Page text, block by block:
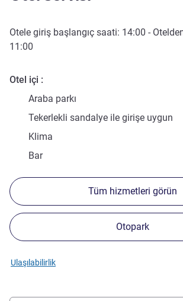
Otele giriş başlangıç saati: 14:00 -
11:00
Otel içi
Araba parkı
Tekerlekli sandalye ile girişe uygun
Klima
Bar
Tüm hizmetleri görün
Otopark
Ulaşılabilirlik